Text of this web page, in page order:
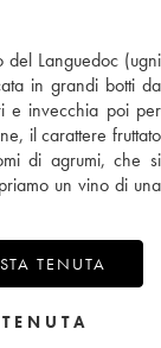
del Languedoc (ugni
in grandi botti da
invecchia poi per
il carattere fruttato
di agrumi, che si
un vino di una
TENUTA
TENUTA